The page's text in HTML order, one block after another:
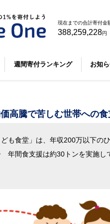
現在までの合計寄付金
388,259,228円
週間寄付ランキング お知
高騰で苦しむ世帯への食
も食堂」は、年収200万以下の
年間食支援は約30トンを実施し